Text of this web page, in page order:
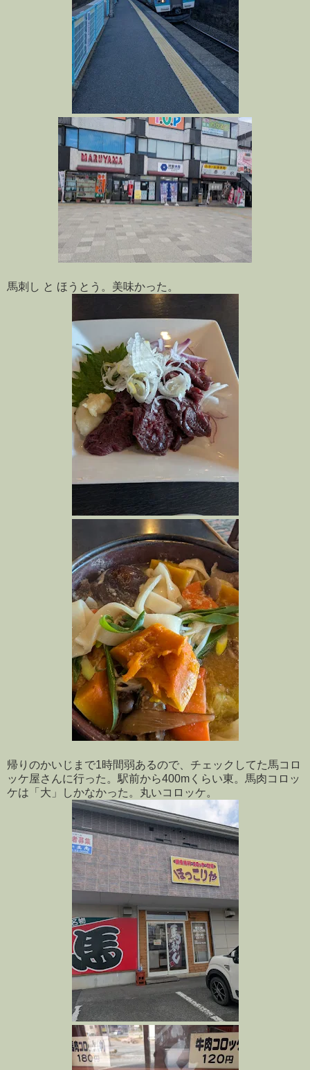
馬刺し と ほうとう。美味かった。
帰りのかいじまで1時間弱あるので、チェックしてた馬コロ
ッケ屋さんに行った。駅前から400mくらい東。馬肉コロッ
ケは「大」しかなかった。丸いコロッケ。